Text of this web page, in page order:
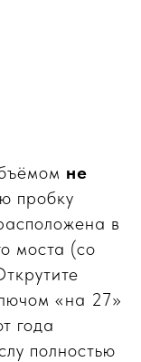
не
пробку
в
моста (со
«на 27»
года
полностью